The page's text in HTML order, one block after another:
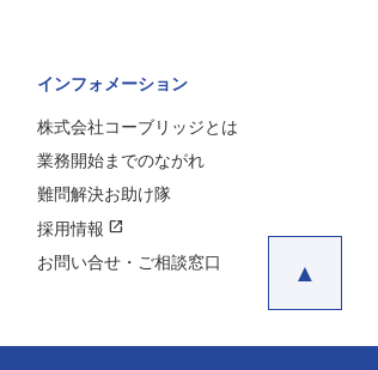
インフォメーション
株式会社コーブリッジとは
業務開始までのながれ
難問解決お助け隊
採用情報 open_in_new
お問い合せ・ご相談窓口
▲